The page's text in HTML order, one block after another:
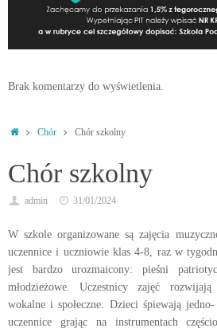
Brak komentarzy do wyświetlenia.
StronaChór Chór szkolny
Chór szkolny
admin 31/01/2024
W szkole organizowane są zajęcia
uczennice i uczniowie klas 4-8, raz w
jest bardzo urozmaicony: pieśni
młodzieżowe. Uczestnicy zajęć rozwijają
wokalne i społeczne. Dzieci śpiewają
uczennice grając na instrumentach